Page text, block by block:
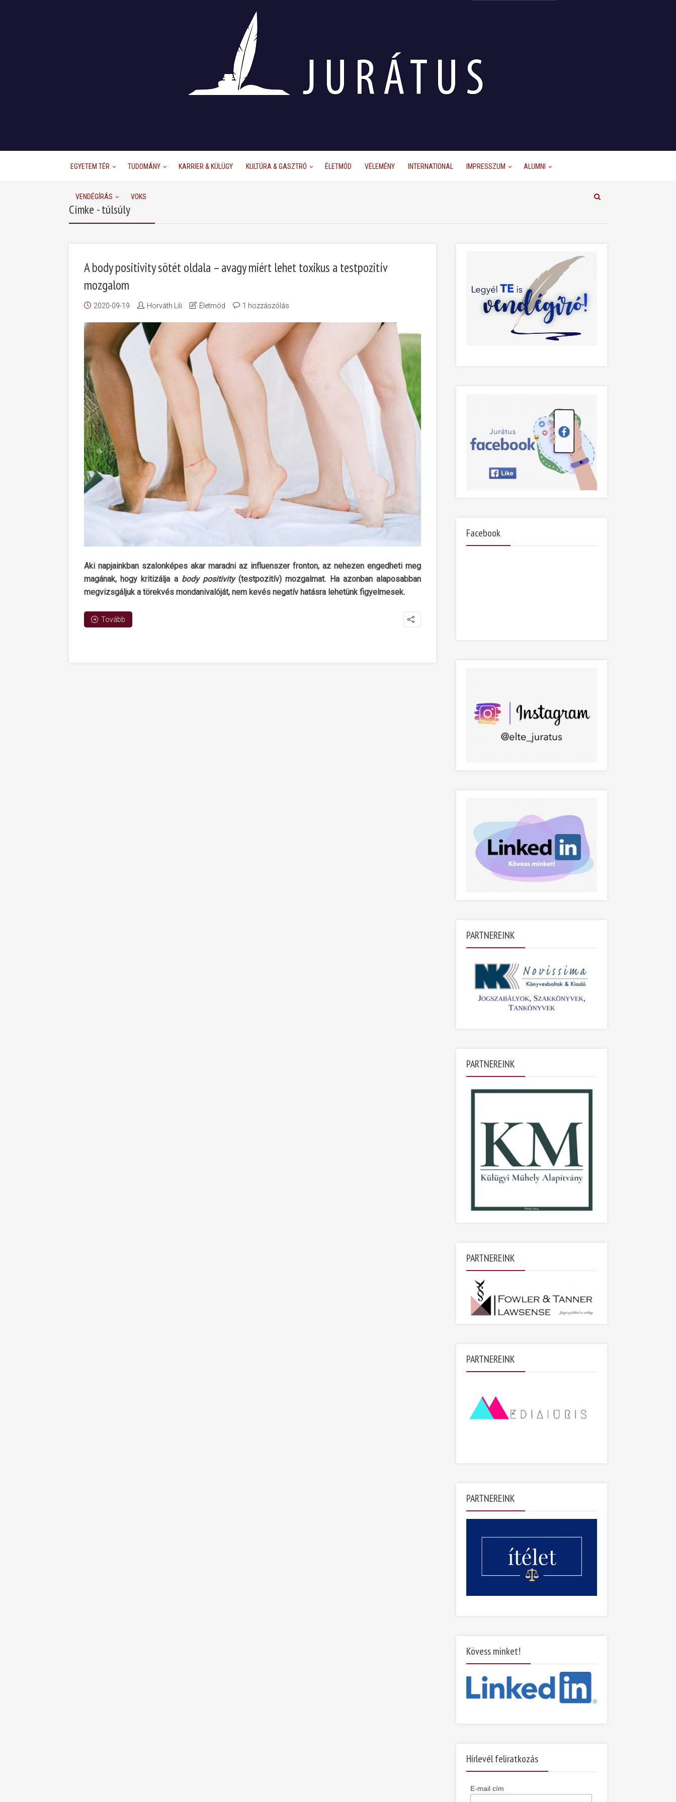
EGYETEM TÉR TUDOMÁNY KARRIER & KÜLÜGY KULTÚRA & GASZTRÓ ÉLETMÓD VÉLEMÉNY INTERNATIONAL IMPRESSZUM ALUMNI
VENDÉGÍRÁS VOKS
Címke - túlsúly
A body positivity sötét oldala – avagy miért lehet toxikus a testpozitív
mozgalom
2020-09-19 Horváth Lili Életmód 1 hozzászólás
Aki napjainkban szalonképes akar maradni az influenszer fronton, az nehezen engedheti meg
magának, hogy kritizálja a body positivity(testpozitív) mozgalmat. Ha azonban alaposabban
megvizsgáljuk a törekvés mondanivalóját, nem kevés negatív hatásra lehetünk figyelmesek.
Tovább
Facebook
PARTNEREINK
PARTNEREINK
PARTNEREINK
PARTNEREINK
PARTNEREINK
Kövess minket!
Hírlevél feliratkozás
E-mail cím